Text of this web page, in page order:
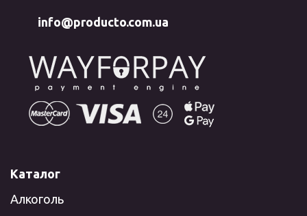
info@producto.com.ua
Каталог
Алкоголь